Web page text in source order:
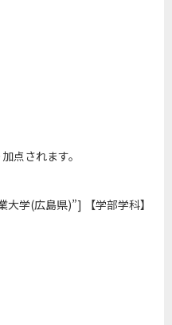
点されます。
学(広島県)”] 【学部学科】